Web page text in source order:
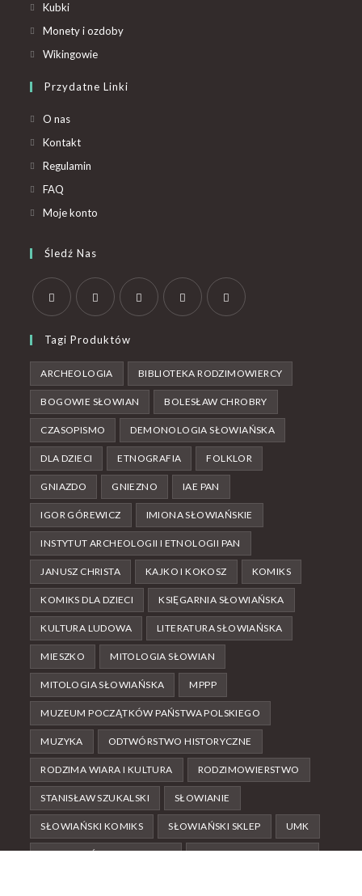
Kubki
Monety i ozdoby
Wikingowie
Przydatne Linki
O nas
Kontakt
Regulamin
FAQ
Moje konto
Śledź Nas
Tagi Produktów
ARCHEOLOGIA BIBLIOTEKA RODZIMOWIERCY
BOGOWIE SŁOWIAN BOLESŁAW CHROBRY
CZASOPISMO DEMONOLOGIA SŁOWIAŃSKA
DLA DZIECI ETNOGRAFIA FOLKLOR
GNIAZDO GNIEZNO IAE PAN
IGOR GÓREWICZ IMIONA SŁOWIAŃSKIE
INSTYTUT ARCHEOLOGII I ETNOLOGII PAN
JANUSZ CHRISTA KAJKO I KOKOSZ KOMIKS
KOMIKS DLA DZIECI KSIĘGARNIA SŁOWIAŃSKA
KULTURA LUDOWA LITERATURA SŁOWIAŃSKA
MIESZKO MITOLOGIA SŁOWIAN
MITOLOGIA SŁOWIAŃSKA MPPP
MUZEUM POCZĄTKÓW PAŃSTWA POLSKIEGO
MUZYKA ODTWÓRSTWO HISTORYCZNE
RODZIMA WIARA I KULTURA RODZIMOWIERSTWO
STANISŁAW SZUKALSKI SŁOWIANIE
SŁOWIAŃSKI KOMIKS SŁOWIAŃSKI SKLEP UMK
WCZESNE ŚREDNIOWIECZE WIERZENIA I ZWYCZAJE